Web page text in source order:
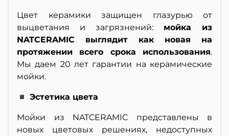
Цвет керамики защищен глазурью от
выцветания и загрязнений: мойка из
NATCERAMIC выглядит как новая на
протяжении всего срока использования.
Мы даем 20 лет гарантии на керамические
мойки.
◾ Эстетика цвета
Мойки из NATCERAMIC представлены в
новых цветовых решениях, недоступных